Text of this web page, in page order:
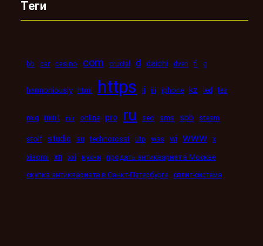
Теги
bb car casino com crucial d daichi dveri fi g
harmoniously html https ii iii iphone kz led les
mig mint mir online pro ru seo sms spb steam
stolf studio su technorosst utp was wi www x
xiaomi xn xxi кухни
продать антиквариат в Москве
скупка антиквариата в Санкт-Петербурге сплит-система